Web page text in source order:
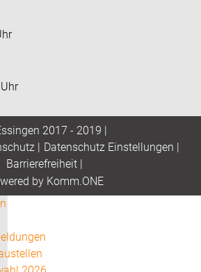
2017 - 2019 |
| Datenschutz Einstellungen |
Barrierefreiheit|
by Komm.ONE